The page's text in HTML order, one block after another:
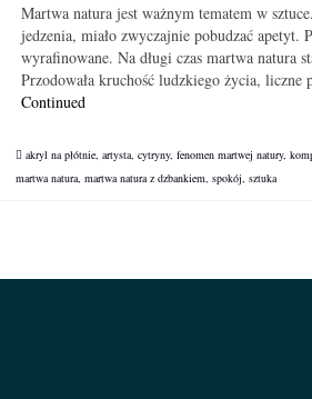
Martwa natura jest ważnym tematem w
jedzenia, miało zwyczajnie pobudzać apetyt.
wyrafinowane. Na długi czas martwa natura
Przodowała kruchość ludzkiego życia,
Continued
akryl na płótnie,artysta,cytryny,fenomen martwej natury,
martwa natura,martwa natura z dzbankiem,spokój,sztuka